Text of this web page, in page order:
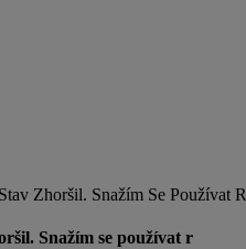
Zhoršil. Snažím Se Používat R
Snažím se používat r